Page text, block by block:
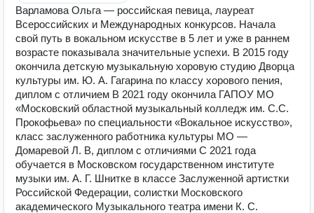
Варламова Ольга — российская певица, лауреат
Всероссийских и Международных конкурсов. Начала
свой путь в вокальном искусстве в 5 лет и уже в раннем
возрасте показывала значительные успехи. В 2015 году
окончила детскую музыкальную хоровую студию Дворца
культуры им. Ю. А. Гагарина по классу хорового пения,
диплом с отличием В 2021 году окончила ГАПОУ МО
«Московский областной музыкальный колледж им. С.С.
Прокофьева» по специальности «Вокальное искусство»,
класс заслуженного работника культуры МО —
Домаревой Л. В, диплом с отличиями С 2021 года
обучается в Московском государственном институте
музыки им. А. Г. Шнитке в классе Заслуженной артистки
Российской Федерации, солистки Московского
академического Музыкального театра имени К. С.